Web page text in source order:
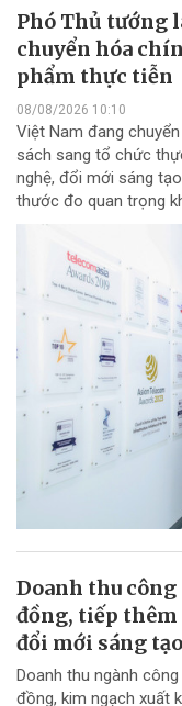
Phó Thủ tướng
chuyển hóa
phẩm thực tiễn
08/08/2026 10:10
Việt Nam đang
sách sang tổ chức
nghệ, đổi mới sáng
thước đo quan trọng
Doanh thu
đồng, tiếp
đổi mới sáng tạo
Doanh thu ngành
đồng, kim ngạch xuất